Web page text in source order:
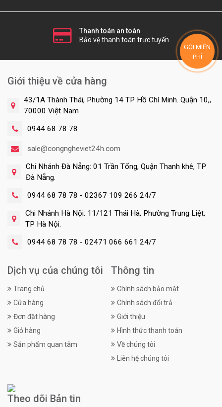
Thanh toán an toàn
Bảo vệ thanh toán trực tuyến
Giới thiệu về cửa hàng
43/1A Thành Thái, Phường 14 TP Hồ Chí Minh. Quận 10,,
70000 Việt Nam
0944 68 78 78
sale@congngheviet24h.com
Chi Nhánh Đà Nẵng: 01 Trần Tống, Quận Thanh khê, TP
Đà Nẵng.
0944 68 78 78 - 02367 109 266 24/7
Chi Nhánh Hà Nội: 11/121 Thái Hà, Phường Trung Liệt,
TP Hà Nội.
0944 68 78 78 - 02471 066 661 24/7
Dịch vụ của chúng tôi
Trang chủ
Cửa hàng
Đơn đặt hàng
Giỏ hàng
Sản phẩm quan tâm
Thông tin
Chính sách bảo mật
Chính sách đổi trả
Giới thiệu
Hình thức thanh toán
Về chúng tôi
Liên hệ chúng tôi
Theo dõi Bản tin
GỌI MIỄN
PHÍ